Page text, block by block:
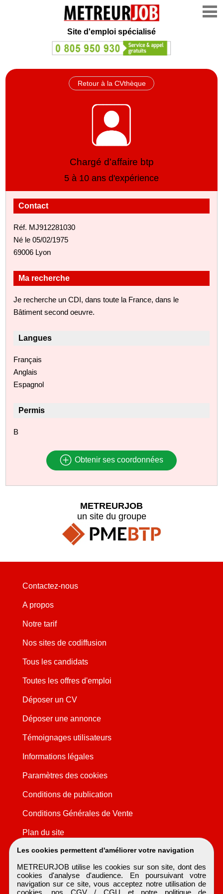
Site d'emploi spécialisé
Retour à la CVthèque
Chargé d'affaire btp
5 à 10 ans d'expérience
Contact
Réf. MJ912281030
Né le 05/02/1975
69006 Lyon
Ma recherche
Je recherche un CDI, dans toute la France, dans le
Bâtiment second oeuvre.
Langues
Français
Anglais
Espagnol
Permis
B
Obtenir ses coordonnées
Les cookies permettent d'améliorer votre navigation
METREURJOB utilise les cookies sur son site, dont des
cookies d'analyse d'audience. En poursuivant votre
navigation sur ce site, vous acceptez notre utilisation de
cookies, nos CGV / CGU et notre politique de
METREURJOB
un site du groupe
Contactez-nous
A propos
Notre tarif
Nos sites de codiffusion
Tous les candidats
Toutes les offres d'emploi
Déposer un CV
Déposer une annonce
Témoignages utilisateurs
Informations légales
Paramètres des cookies
Conditions de publication
Conditions Générales de Vente
Plan du site